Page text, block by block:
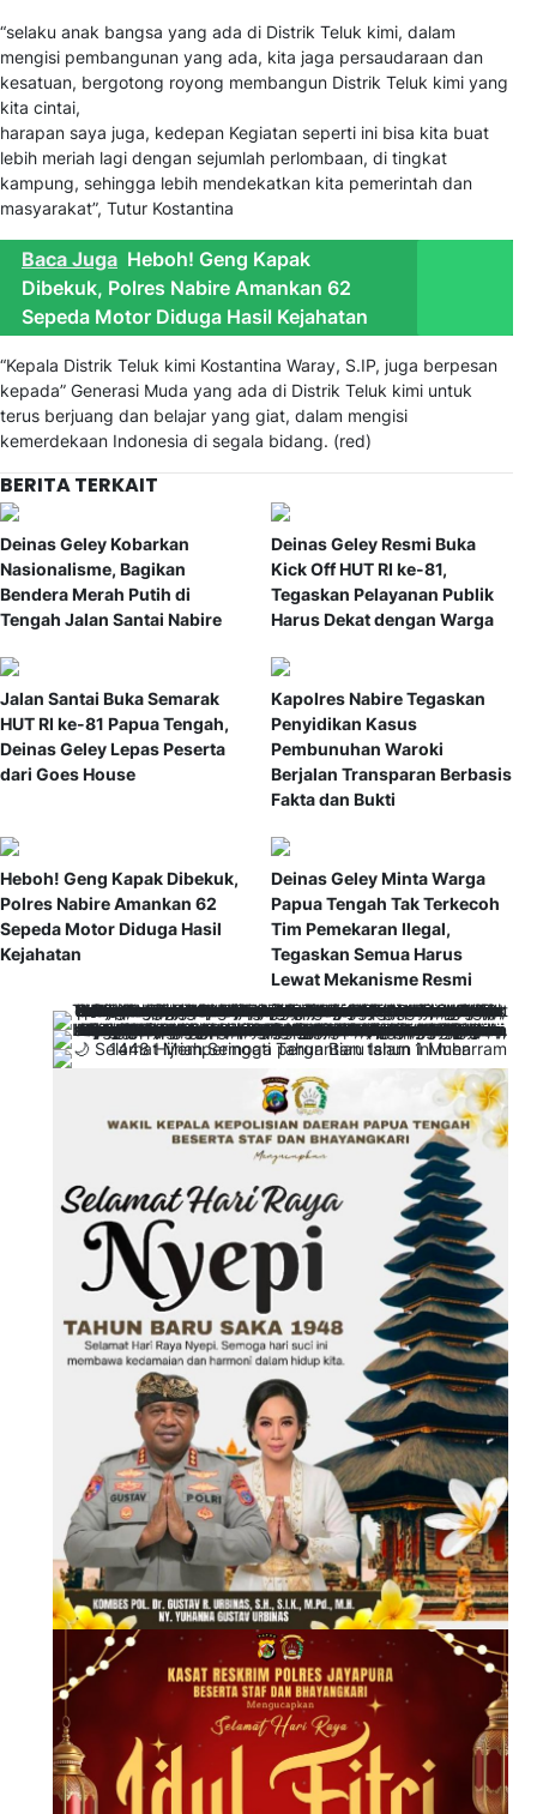
“selaku anak bangsa yang ada di Distrik Teluk kimi, dalam
mengisi pembangunan yang ada, kita jaga persaudaraan dan
kesatuan, bergotong royong membangun Distrik Teluk kimi yang
kita cintai,
harapan saya juga, kedepan Kegiatan seperti ini bisa kita buat
lebih meriah lagi dengan sejumlah perlombaan, di tingkat
kampung, sehingga lebih mendekatkan kita pemerintah dan
masyarakat”, Tutur Kostantina
Baca Juga Heboh! Geng Kapak
Dibekuk, Polres Nabire Amankan 62
Sepeda Motor Diduga Hasil Kejahatan
“Kepala Distrik Teluk kimi Kostantina Waray, S.IP, juga berpesan
kepada” Generasi Muda yang ada di Distrik Teluk kimi untuk
terus berjuang dan belajar yang giat, dalam mengisi
kemerdekaan Indonesia di segala bidang. (red)
BERITA TERKAIT
Deinas Geley Kobarkan
Nasionalisme, Bagikan
Bendera Merah Putih di
Tengah Jalan Santai Nabire
Deinas Geley Resmi Buka
Kick Off HUT RI ke-81,
Tegaskan Pelayanan Publik
Harus Dekat dengan Warga
Jalan Santai Buka Semarak
HUT RI ke-81 Papua Tengah,
Deinas Geley Lepas Peserta
dari Goes House
Kapolres Nabire Tegaskan
Penyidikan Kasus
Pembunuhan Waroki
Berjalan Transparan Berbasis
Fakta dan Bukti
Heboh! Geng Kapak Dibekuk,
Polres Nabire Amankan 62
Sepeda Motor Diduga Hasil
Kejahatan
Deinas Geley Minta Warga
Papua Tengah Tak Terkecoh
Tim Pemekaran Ilegal,
Tegaskan Semua Harus
Lewat Mekanisme Resmi